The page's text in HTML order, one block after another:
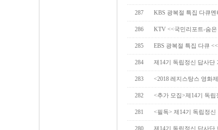
287 KBS 광복절 특집 다큐
286 KTV <<국민리포트-숨
285 EBS 광복절 특집 다큐
284 제14기 독립정신 답사
283 <2018 레지스탕스 영화
282 <추가 모집>제14기 독
281 <필독> 제14기 독립정
280 제14기 독립정신 답사단